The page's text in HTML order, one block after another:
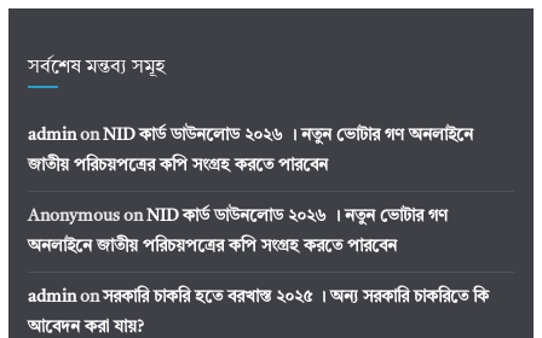
সর্বশেষ মন্তব্য সমূহ
adminonNID কার্ড ডাউনলোড ২০২৬ । নতুন ভোটার গণ অনলাইনে
জাতীয় পরিচয়পত্রের কপি সংগ্রহ করতে পারবেন
AnonymousonNID কার্ড ডাউনলোড ২০২৬ । নতুন ভোটার গণ
অনলাইনে জাতীয় পরিচয়পত্রের কপি সংগ্রহ করতে পারবেন
adminonসরকারি চাকরি হতে বরখাস্ত ২০২৫ । অন্য সরকারি চাকরিতে কি
আবেদন করা যায়?